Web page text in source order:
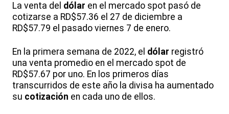
La venta del dólar en el mercado spot pasó de
cotizarse a RD$57.36 el 27 de diciembre a
RD$57.79 el pasado viernes 7 de enero.
En la primera semana de 2022, el dólar registró
una venta promedio en el mercado spot de
RD$57.67 por uno. En los primeros días
transcurridos de este año la divisa ha aumentado
su cotización en cada uno de ellos.